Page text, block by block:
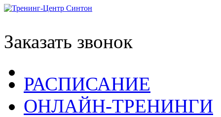
Заказать звонок
РАСПИСАНИЕ
ОНЛАЙН-ТРЕНИНГИ